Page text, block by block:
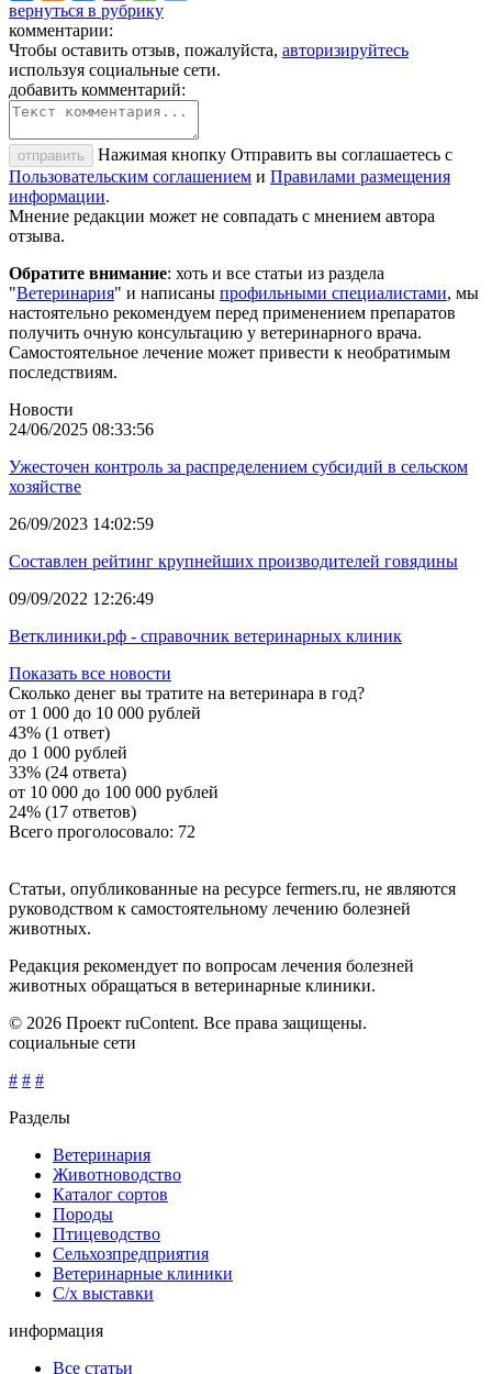
вернуться в рубрику
комментарии:
Чтобы оставить отзыв, пожалуйста, авторизируйтесь
используя социальные сети.
добавить комментарий:
отправить
Нажимая кнопку Отправить вы соглашаетесь с
Пользовательским соглашением и Правилами размещения
информации.
Мнение редакции может не совпадать с мнением автора
отзыва.
Обратите внимание: хоть и все статьи из раздела
"Ветеринария" и написаны профильными специалистами, мы
настоятельно рекомендуем перед применением препаратов
получить очную консультацию у ветеринарного врача.
Самостоятельное лечение может привести к необратимым
последствиям.
Новости
24/06/2025 08:33:56
Ужесточен контроль за распределением субсидий в сельском
хозяйстве
26/09/2023 14:02:59
Составлен рейтинг крупнейших производителей говядины
09/09/2022 12:26:49
Ветклиники.рф - справочник ветеринарных клиник
Показать все новости
Сколько денег вы тратите на ветеринара в год?
от 1 000 до 10 000 рублей
43% (1 ответ)
до 1 000 рублей
33% (24 ответа)
от 10 000 до 100 000 рублей
24% (17 ответов)
Всего проголосовало: 72
Статьи, опубликованные на ресурсе fermers.ru, не являются
руководством к самостоятельному лечению болезней
животных.
Редакция рекомендует по вопросам лечения болезней
животных обращаться в ветеринарные клиники.
© 2026 Проект ruContent. Все права защищены.
социальные сети
# # #
Разделы
Ветеринария
Животноводство
Каталог сортов
Породы
Птицеводство
Сельхозпредприятия
Ветеринарные клиники
С/х выставки
информация
Все статьи